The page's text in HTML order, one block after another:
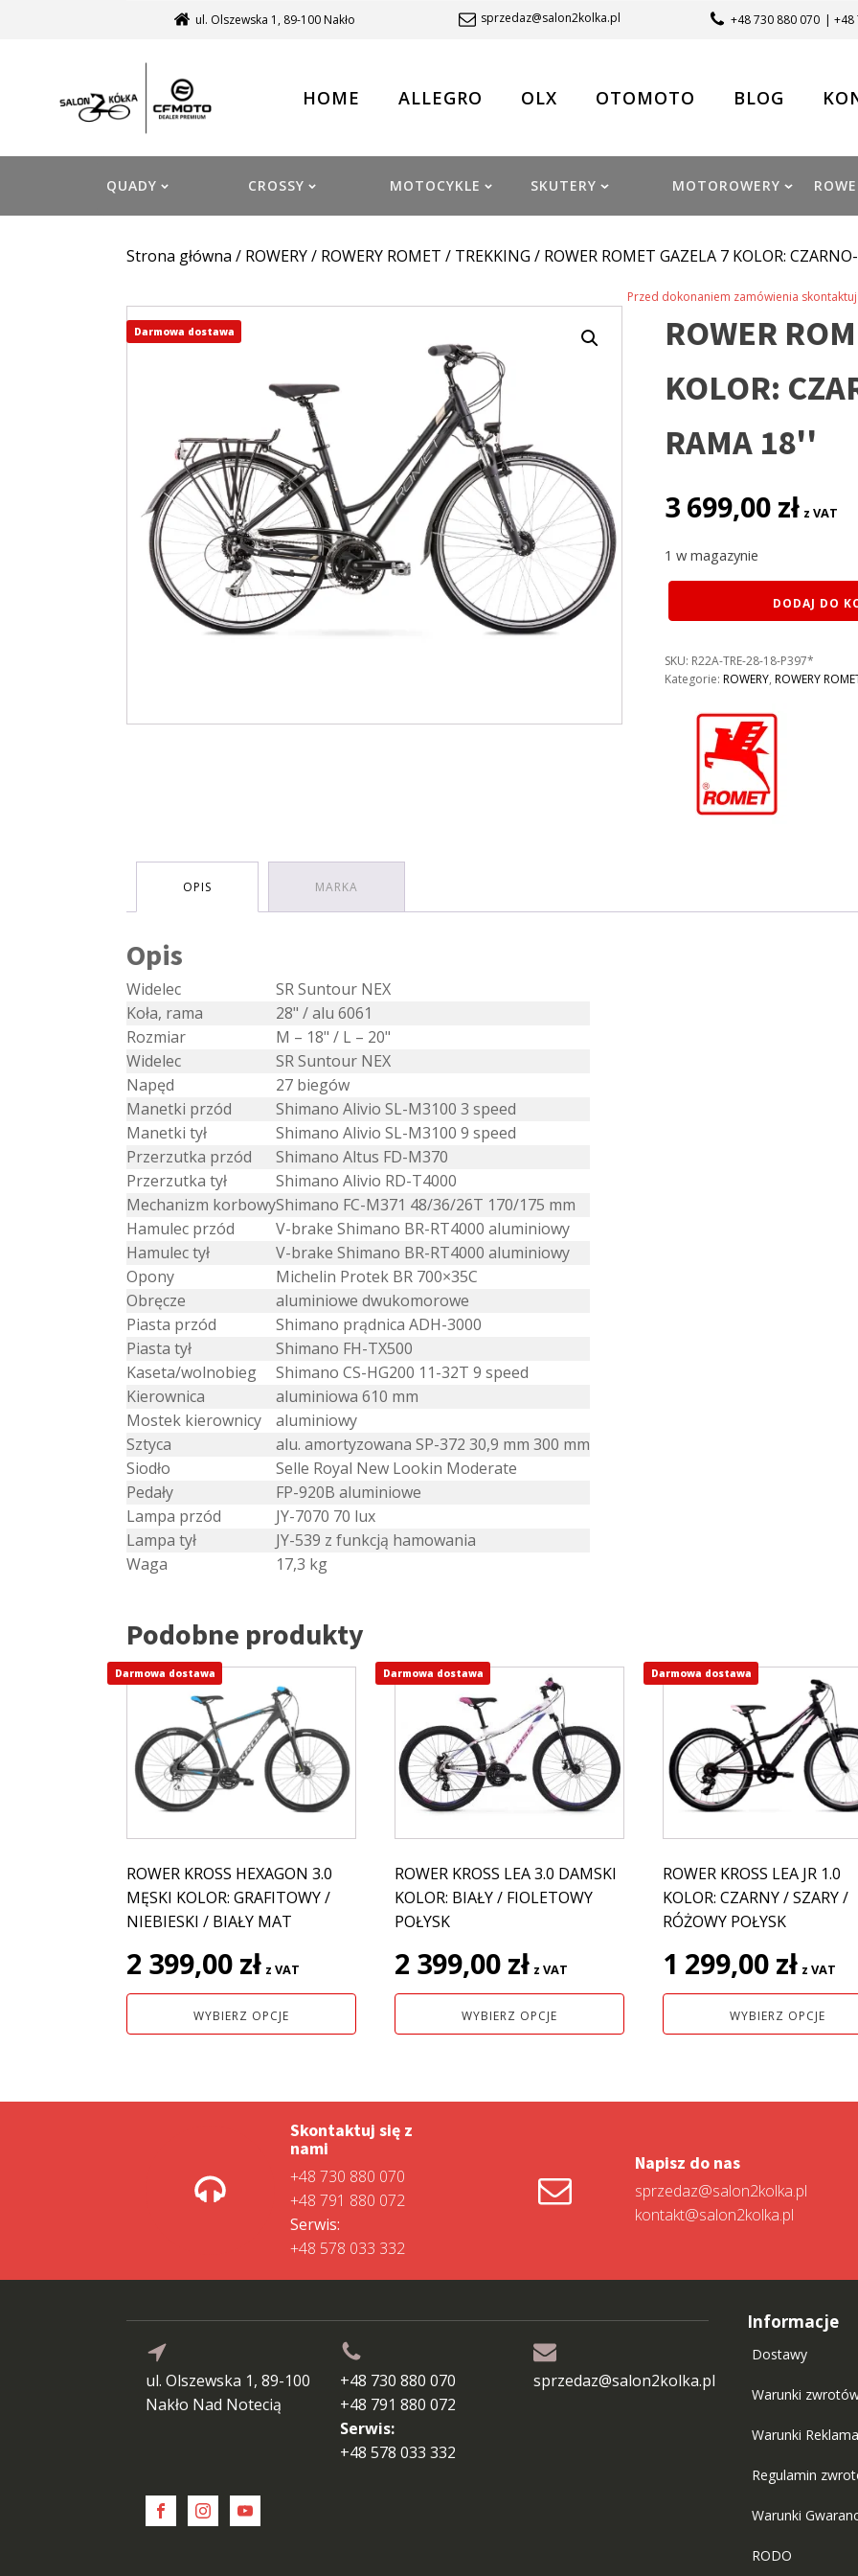
ul. Olszewska 1, 89-100 Nakło sprzedaz@salon2kolka.pl +48 730 880 070 | +48
HOME ALLEGRO OLX OTOMOTO BLOG
QUADY CROSSY MOTOCYKLE SKUTERY MOTOROWERY
Strona główna / ROWERY/ ROWERY ROMET / TREKKING / ROWER ROMET GAZELA 7 KOLOR:
Przed dokonaniem zamówienia
ROWER
KOLOR:
RAMA 18''
3 699,00 zł z VAT
1 w magazynie
ROWER
7
KOLOR:
MIEDZIANY
DODAJ DO
SKU: R22A-TRE-28-18-P397*
Kategorie: ROWERY, ROWERY
Darmowa dostawa
OPIS MARKA
Opis
Widelec
SR Suntour NEX
Koła, rama
28" / alu 6061
Rozmiar
M – 18" / L – 20"
Widelec
SR Suntour NEX
Napęd
27 biegów
Manetki przód
Shimano Alivio SL-M3100 3 speed
Manetki tył
Shimano Alivio SL-M3100 9 speed
Przerzutka przód
Shimano Altus FD-M370
Przerzutka tył
Shimano Alivio RD-T4000
Mechanizm korbowyShimano FC-M371 48/36/26T 170/175 mm
Hamulec przód
V-brake Shimano BR-RT4000 aluminiowy
Hamulec tył
V-brake Shimano BR-RT4000 aluminiowy
Opony
Michelin Protek BR 700×35C
Obręcze
aluminiowe dwukomorowe
Piasta przód
Shimano prądnica ADH-3000
Piasta tył
Shimano FH-TX500
Kaseta/wolnobieg
Shimano CS-HG200 11-32T 9 speed
Kierownica
aluminiowa 610 mm
Mostek kierownicy
aluminiowy
Sztyca
alu. amortyzowana SP-372 30,9 mm 300 mm
Siodło
Selle Royal New Lookin Moderate
Pedały
FP-920B aluminiowe
Lampa przód
JY-7070 70 lux
Lampa tył
JY-539 z funkcją hamowania
Waga
17,3 kg
Podobne produkty
ROWER KROSS HEXAGON 3.0
MĘSKI KOLOR: GRAFITOWY /
NIEBIESKI / BIAŁY MAT
2 399,00 zł z VAT
WYBIERZ OPCJE
Ten
wiele
wariantów.
Opcje
wybrać
na
stronie
produktu
Darmowa dostawa
ROWER KROSS LEA 3.0 DAMSKI
KOLOR: BIAŁY / FIOLETOWY
POŁYSK
2 399,00 zł z VAT
WYBIERZ OPCJE
Ten
wiele
wariantów.
Opcje
wybrać
na
stronie
produktu
Darmowa dostawa
ROWER KROSS LEA JR 1.0
KOLOR: CZARNY / SZARY /
RÓŻOWY POŁYSK
1 299,00 zł z VAT
WYBIERZ OPCJE
Ten
wiele
wariantów.
Opcje
wybrać
na
stronie
produktu
Darmowa dostawa
Skontaktuj się z
nami
+48 730 880 070
+48 791 880 072
Serwis:
+48 578 033 332
Napisz do nas
sprzedaz@salon2kolka.pl
kontakt@salon2kolka.pl
ul. Olszewska 1, 89-100
Nakło Nad Notecią
+48 730 880 070
+48 791 880 072
Serwis:
+48 578 033 332
sprzedaz@salon2kolka.pl
Informacje
Dostawy
Warunki
Warunki
Regulamin
Warunki
RODO